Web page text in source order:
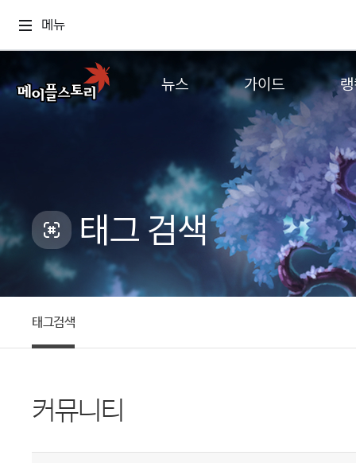
메뉴
뉴스
업데이트
이벤트
캐시샵 공지
메이플 알림판
with maple
가이드
게임정보
직업소개
확률형 아이템
NEXON NOW
추가정보
월드
컨텐
태그 검색
태그검색
커뮤니티